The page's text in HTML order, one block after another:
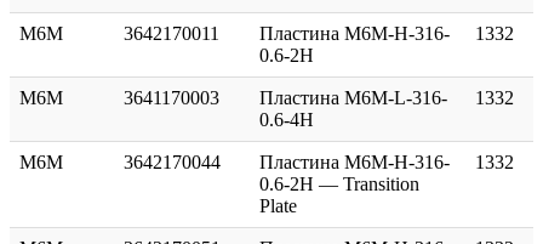
M6M 3642170011
Пластина M6M-H-316-
0.6-2H
1332
M6M 3641170003
Пластина M6M-L-316-
0.6-4H
1332
M6M 3642170044
Пластина M6M-H-316-
0.6-2H — Transition
Plate
1332